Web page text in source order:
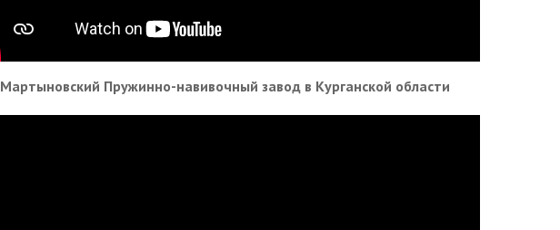
Мартыновский Пружинно-навивочный завод в Курганской области